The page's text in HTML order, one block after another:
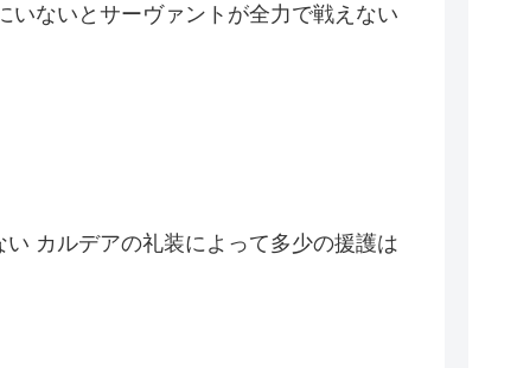
いないとサーヴァントが全力で戦えない
カルデアの礼装によって多少の援護は